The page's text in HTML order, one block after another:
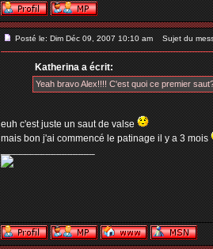
Posté le: Dim Déc 09, 2007 10:10 am Sujet du
Katherina a écrit:
Yeah bravo Alex!!!! C'est quoi ce premier
euh c'est juste un saut de valse
mais bon j'ai commencé le patinage il y a 3 mois
_________________